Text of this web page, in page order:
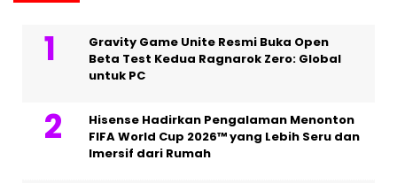
Gravity Game Unite Resmi Buka Open
Beta Test Kedua Ragnarok Zero: Global
untuk PC
Hisense Hadirkan Pengalaman Menonton
FIFA World Cup 2026™ yang Lebih Seru dan
Imersif dari Rumah